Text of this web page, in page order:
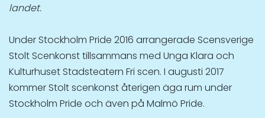
landet.
Under Stockholm Pride 2016 arrangerade Scensverige
Stolt Scenkonst tillsammans med Unga Klara och
Kulturhuset Stadsteatern Fri scen. I augusti 2017
kommer Stolt scenkonst återigen äga rum under
Stockholm Pride och även på Malmö Pride.